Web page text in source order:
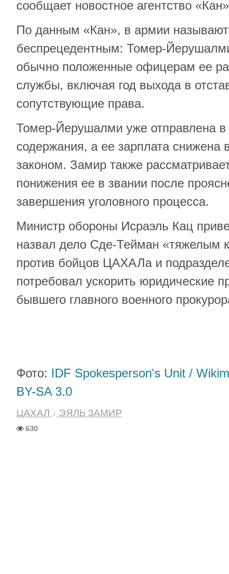
сообщает новостное агентство
По данным «Кан», в армии называют
беспрецедентным: Томер-
обычно положенные офицерам ее
службы, включая год выхода в
сопутствующие права.
Томер-Йерушалми уже отправлена в
содержания, а ее зарплата снижена
законом. Замир также
понижения ее в звании после
завершения уголовного процесса.
Министр обороны Исраэль Кац
назвал дело Сде-Тейман «тяжелым
против бойцов ЦАХАЛа и
потребовал ускорить юридические
бывшего главного военного
Фото: IDF Spokesperson's Unit /
BY-SA 3.0
ЦАХАЛ ЭЯЛЬ ЗАМИР
630